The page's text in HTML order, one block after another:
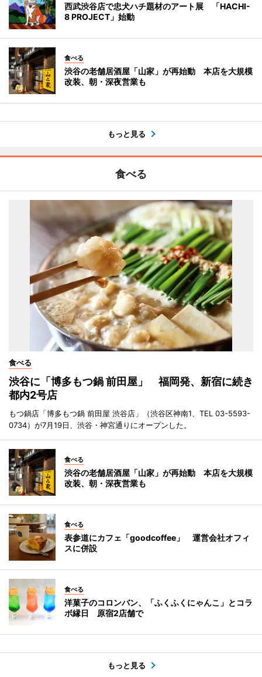
西武渋谷店で忠犬ハチ題材のアート展 「HACHI-
8 PROJECT」始動
食べる
渋谷の老舗居酒屋「山家」が再始動 本店を大規模
改装、朝・深夜営業も
もっと見る
食べる
食べる
渋谷に「博多もつ鍋 前田屋」 福岡発、新宿に続き
都内2号店
もつ鍋店「博多もつ鍋 前田屋 渋谷店」（渋谷区神南1、TEL 03-5593-
0734）が7月19日、渋谷・神宮通りにオープンした。
食べる
渋谷の老舗居酒屋「山家」が再始動 本店を大規模
改装、朝・深夜営業も
食べる
表参道にカフェ「goodcoffee」 運営会社オフィ
スに併設
食べる
洋菓子のコロンバン、「ふくふくにゃんこ」とコラ
ボ縁日 原宿2店舗で
もっと見る